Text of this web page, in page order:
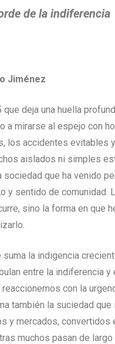
de la indiferencia
Jiménez
deja una huella
a mirarse al espejo con
los accidentes evitables
aislados ni simples
sociedad que ha venido
y sentido de comunidad.
sino la forma en que
suma la indigencia
entre la indiferencia y
con la
también la suciedad que
y mercados, convertidos
muchos pasan de